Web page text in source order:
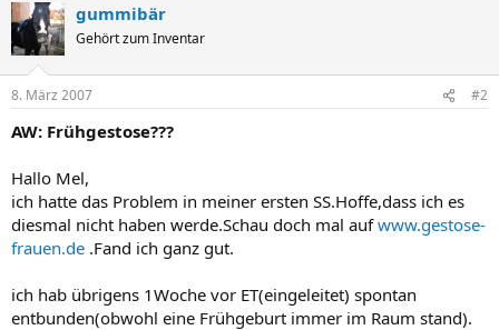
gummibär
Gehört zum Inventar
8. März 2007 #2
AW: Frühgestose???
Hallo Mel,
ich hatte das Problem in meiner ersten SS.Hoffe,dass ich es
diesmal nicht haben werde.Schau doch mal aufwww.gestose-
frauen.de .Fand ich ganz gut.
ich hab übrigens 1Woche vor ET(eingeleitet) spontan
entbunden(obwohl eine Frühgeburt immer im Raum stand).